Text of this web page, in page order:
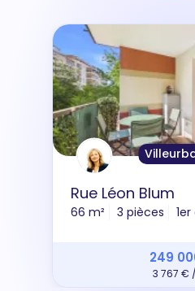
Rue Léon Blum
66 m² 3 pièces
249
3 767 €